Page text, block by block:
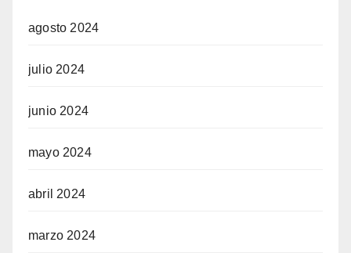
agosto 2024
julio 2024
junio 2024
mayo 2024
abril 2024
marzo 2024